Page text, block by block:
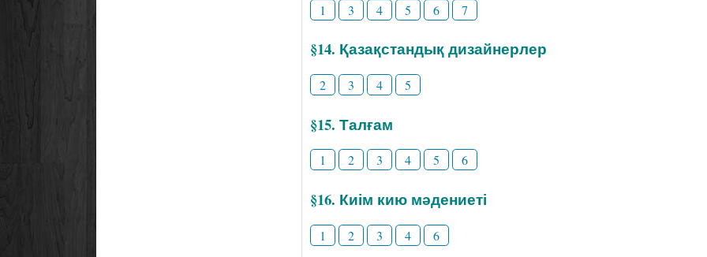
1 3 4 5 6 7
§14. Қазақстандық дизайнерлер
2 3 4 5
§15. Талғам
1 2 3 4 5 6
§16. Киім кию мәдениеті
1 2 3 4 6